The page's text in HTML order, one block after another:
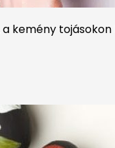
kemény